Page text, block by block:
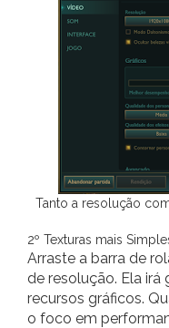
Tanto a resolução
2º Texturas mais
Arraste a barra de
de resolução. Ela
recursos gráficos.
o foco em